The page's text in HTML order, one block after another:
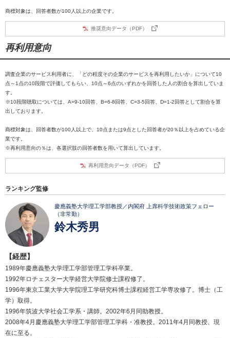
商標対象は、回答者数が100人以上の企業です。
推奨意向データ（PDF）
再利用意向
調査企業のサービス利用者に、「どの程度その企業のサービスを再利用したいか」について10
点～1点の10段階で評価してもらい、10点～6点のいずれかを回答した人の割合を算出していま
す。
※10段階聴取については、A=9-10回答、B=6-8回答、C=3-5回答、D=1-2回答として割合を算
出しております。
商標対象は、回答者数が100人以上で、10点または9点とした回答者が20％以上を占めている企
業です。
※再利用意向の％は、各選択肢の回答者数を用いて算出しています。
再利用意向データ（PDF）
ランキング監修
慶應義塾大学理工学部教授／内閣府 上席科学技術政策フェロー
（非常勤）
鈴木秀男
【経歴】
1989年慶應義塾大学理工学部管理工学科卒業。
1992年ロチェスター大学経営大学院修士課程修了。
1996年東京工業大学大学院理工学研究科博士課程経営工学専攻修了。博士（工
学）取得。
1996年筑波大学社会工学系・講師。2002年6月同助教授。
2008年4月慶應義塾大学理工学部管理工学科・准教授。2011年4月同教授、現
在に至る。